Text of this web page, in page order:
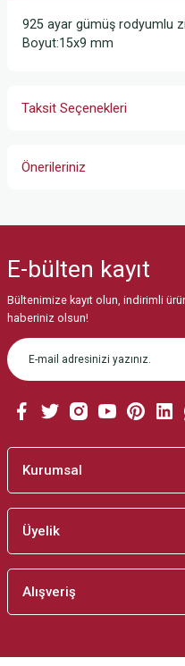
925 ayar gümüş rodyumlu
Boyut:15x9 mm
Taksit Seçenekleri
Önerileriniz
Görüş ve önerileriniz için
Ürün resmi kalitesiz, bozuk
Ürün açıklamasında eksik
Ürün bilgilerinde hatalar
Bu ürüne benzer farklı
E-bülten kayıt
Bültenimize kayıt olun, indirimli
haberiniz olsun!
Kurumsal
Üyelik
Alışveriş